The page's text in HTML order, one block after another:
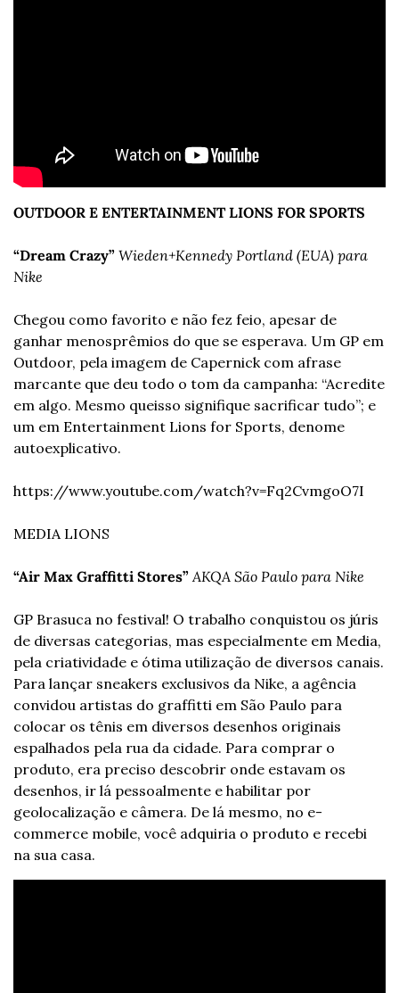
OUTDOOR E ENTERTAINMENT LIONS FOR SPORTS
“Dream Crazy” Wieden+Kennedy Portland (EUA) para
Nike
Chegou como favorito e não fez feio, apesar de
ganhar menosprêmios do que se esperava. Um GP em
Outdoor, pela imagem de Capernick com afrase
marcante que deu todo o tom da campanha: “Acredite
em algo. Mesmo queisso signifique sacrificar tudo”; e
um em Entertainment Lions for Sports, denome
autoexplicativo.
https://www.youtube.com/watch?v=Fq2CvmgoO7I
MEDIA LIONS
“Air Max Graffitti Stores” AKQA São Paulo para Nike
GP Brasuca no festival! O trabalho conquistou os júris
de diversas categorias, mas especialmente em Media,
pela criatividade e ótima utilização de diversos canais.
Para lançar sneakers exclusivos da Nike, a agência
convidou artistas do graffitti em São Paulo para
colocar os tênis em diversos desenhos originais
espalhados pela rua da cidade. Para comprar o
produto, era preciso descobrir onde estavam os
desenhos, ir lá pessoalmente e habilitar por
geolocalização e câmera. De lá mesmo, no e-
commerce mobile, você adquiria o produto e recebi
na sua casa.